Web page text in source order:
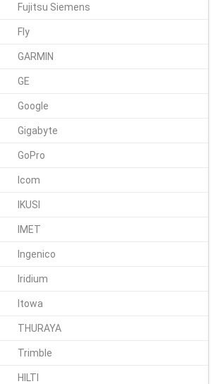
Fujitsu Siemens
Fly
GARMIN
GE
Google
Gigabyte
GoPro
Icom
IKUSI
IMET
Ingenico
Iridium
Itowa
THURAYA
Trimble
HILTI